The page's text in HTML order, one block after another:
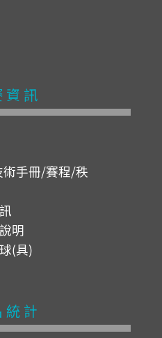
資訊
手冊/賽程/秩
明
(具)
統計